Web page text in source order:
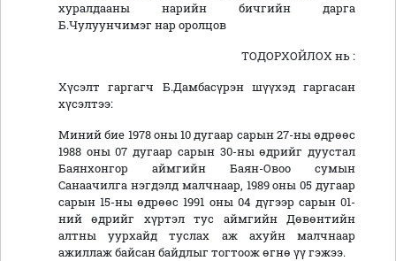
хуралдааны нарийн бичгийн дарга
Б.Чулуунчимэг нар оролцов
ТОДОРХОЙЛОХ нь :
Хүсэлт гаргагч Б.Дамбасүрэн шүүхэд гаргасан
хүсэлтээ:
Миний бие 1978 оны 10 дугаар сарын 27-ны өдрөөс
1988 оны 07 дугаар сарын 30-ны өдрийг дуустал
Баянхонгор аймгийн Баян-Овоо сумын
Санаачилга нэгдэлд малчнаар, 1989 оны 05 дугаар
сарын 15-ны өдрөөс 1991 оны 04 дүгээр сарын 01-
ний өдрийг хүртэл тус аймгийн Дөвөнтийн
алтны уурхайд туслах аж ахуйн малчнаар
ажиллаж байсан байдлыг тогтоож өгнө үү гэжээ.